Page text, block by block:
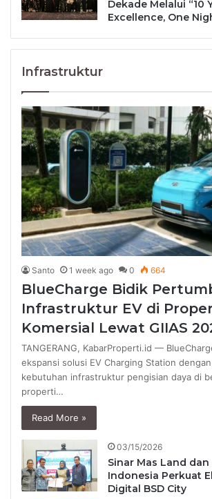
Dekade Melalui “10
Excellence, One
Infrastruktur
Santo 1 week ago 0 664
BlueCharge Bidik
Infrastruktur EV di
Komersial Lewat GIIAS
TANGERANG, KabarProperti.id —
ekspansi solusi EV Charging Station
kebutuhan infrastruktur pengisian daya di
properti…
Read More »
03/15/2026
Sinar Mas Land
Indonesia Perkuat
Digital BSD City